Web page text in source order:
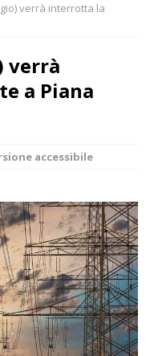
verrà interrotta la
verrà
a Piana
accessibile